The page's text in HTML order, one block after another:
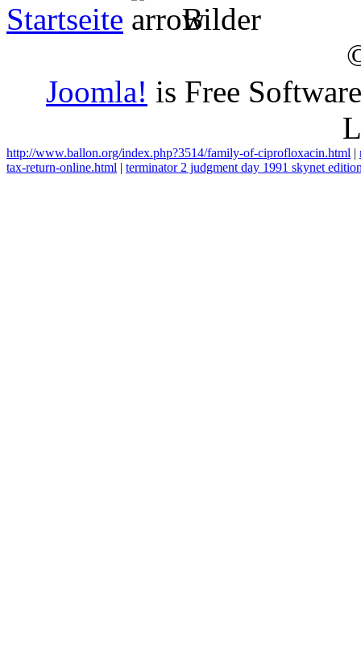
Startseite
Bilder
Joomla! is Free
http://www.ballon.org/index.php?3514/family-of-ciprofloxacin.html |
tax-return-online.html | terminator 2 judgment day 1991 skynet